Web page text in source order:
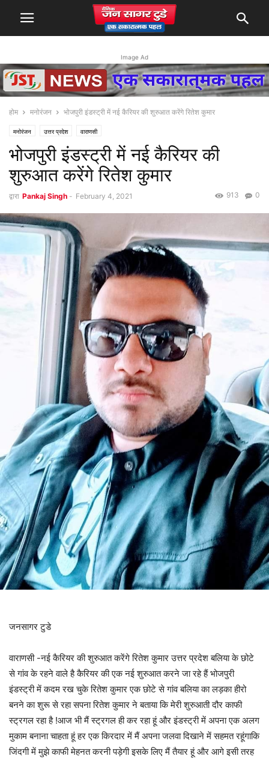
Image Ad
होम मनोरंजन भोजपुरी इंडस्ट्री में नई कैरियर की शुरुआत करेंगे रितेश कुमार
मनोरंजन उत्तर प्रदेश वाराणसी
भोजपुरी इंडस्ट्री में नई कैरियर की
शुरुआत करेंगे रितेश कुमार
द्वारा Pankaj Singh - February 4, 2021 0
913
जनसागर टुडे
वाराणसी -नई कैरियर की शुरुआत करेंगे रितेश कुमार उत्तर प्रदेश बलिया के छोटे
से गांव के रहने वाले है कैरियर की एक नई शुरुआत करने जा रहे हैं भोजपुरी
इंडस्ट्री में कदम रख चुके रितेश कुमार एक छोटे से गांव बलिया का लड़का हीरो
बनने का शुरू से रहा सपना रितेश कुमार ने बताया कि मेरी शुरुआती दौर काफी
स्ट्रगल रहा है !आज भी मैं स्ट्रगल ही कर रहा हूं और इंडस्ट्री में अपना एक अलग
मुकाम बनाना चाहता हूं हर एक किरदार में मैं अपना जलवा दिखाने में सहमत रहूंगाकि
जिंदगी में मुझे काफी मेहनत करनी पड़ेगी इसके लिए मैं तैयार हूं और आगे इसी तरह